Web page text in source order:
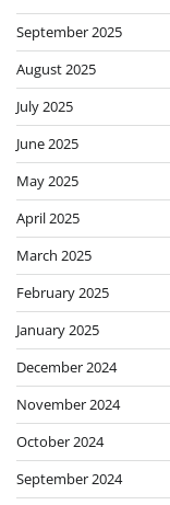
September 2025
August 2025
July 2025
June 2025
May 2025
April 2025
March 2025
February 2025
January 2025
December 2024
November 2024
October 2024
September 2024